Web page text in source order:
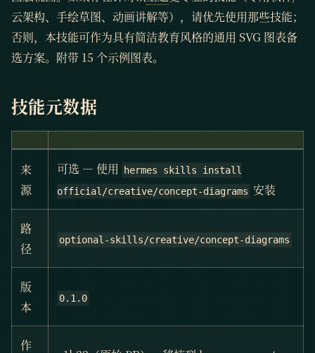
云架构、手绘草图、动画讲解等），请优先使用那些技能；
否则，本技能可作为具有简洁教育风格的通用 SVG 图表备
选方案。附带 15 个示例图表。
技能元数据
来
源
可选 — 使用
hermes skills install
official/creative/concept-diagrams 安装
路
径
optional-skills/creative/concept-diagrams
版
本
0.1.0
作